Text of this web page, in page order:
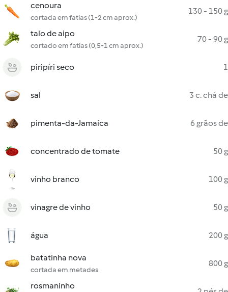
cenoura
cortada em fatias (1-2 cm aprox.)
130 - 150 g
talo de aipo
cortado em fatias (0,5-1 cm aprox.)
70 - 90 g
piripíri seco 1
sal 3 c. chá de
pimenta-da-Jamaica 6 grãos de
concentrado de tomate 50 g
vinho branco 100 g
vinagre de vinho 50 g
água 200 g
batatinha nova
cortada em metades
800 g
rosmaninho